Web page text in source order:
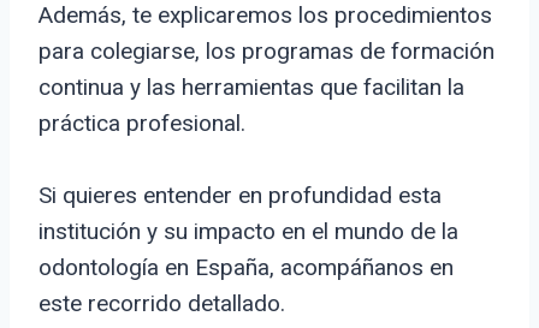
Además, te explicaremos los procedimientos
para colegiarse, los programas de formación
continua y las herramientas que facilitan la
práctica profesional.
Si quieres entender en profundidad esta
institución y su impacto en el mundo de la
odontología en España, acompáñanos en
este recorrido detallado.